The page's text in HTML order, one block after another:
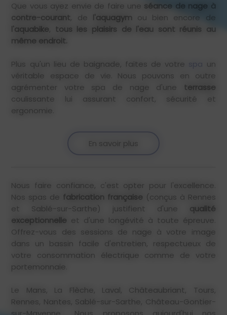
Que vous ayez envie de faire une séance de nage à
contre-courant, de l'aquagym ou bien encore de
l'aquabike, tous les plaisirs de l'eau sont réunis au
même endroit.
Plus qu'un lieu de baignade, faites de votre
un
véritable espace de vie. Nous pouvons en outre
agrémenter votre spa de nage d'une terrasse
coulissante lui assurant confort, sécurité et
ergonomie.
En savoir plus
Nous faire confiance, c'est opter pour l'excellence.
Nos spas de fabrication française (conçus à Rennes
et Sablé-sur-Sarthe) justifient d'une qualité
exceptionnelle et d'une longévité à toute épreuve.
Offrez-vous des sessions de nage à votre image
dans un bassin facile d'entretien, respectueux de
votre consommation électrique comme de votre
portemonnaie.
Le Mans, La Flèche, Laval, Châteaubriant, Tours,
Rennes, Nantes, Sablé-sur-Sarthe, Château-Gontier-